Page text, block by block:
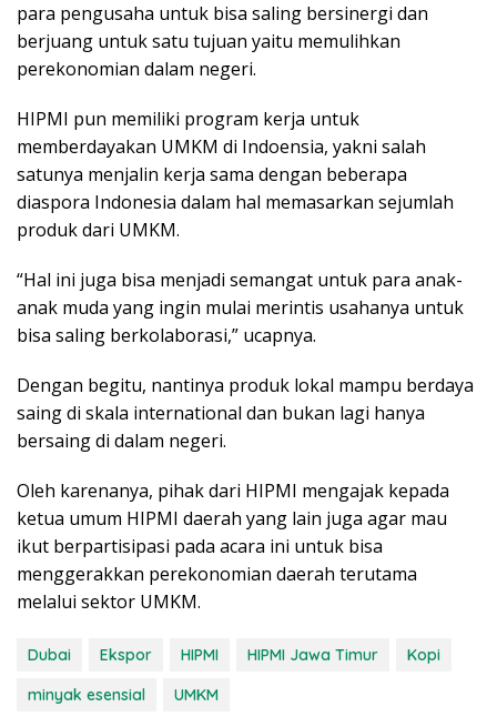
para pengusaha untuk bisa saling bersinergi dan
berjuang untuk satu tujuan yaitu memulihkan
perekonomian dalam negeri.
HIPMI pun memiliki program kerja untuk
memberdayakan UMKM di Indoensia, yakni salah
satunya menjalin kerja sama dengan beberapa
diaspora Indonesia dalam hal memasarkan sejumlah
produk dari UMKM.
“Hal ini juga bisa menjadi semangat untuk para anak-
anak muda yang ingin mulai merintis usahanya untuk
bisa saling berkolaborasi,” ucapnya.
Dengan begitu, nantinya produk lokal mampu berdaya
saing di skala international dan bukan lagi hanya
bersaing di dalam negeri.
Oleh karenanya, pihak dari HIPMI mengajak kepada
ketua umum HIPMI daerah yang lain juga agar mau
ikut berpartisipasi pada acara ini untuk bisa
menggerakkan perekonomian daerah terutama
melalui sektor UMKM.
Dubai Ekspor HIPMI HIPMI Jawa Timur
Kopi
minyak esensial
UMKM